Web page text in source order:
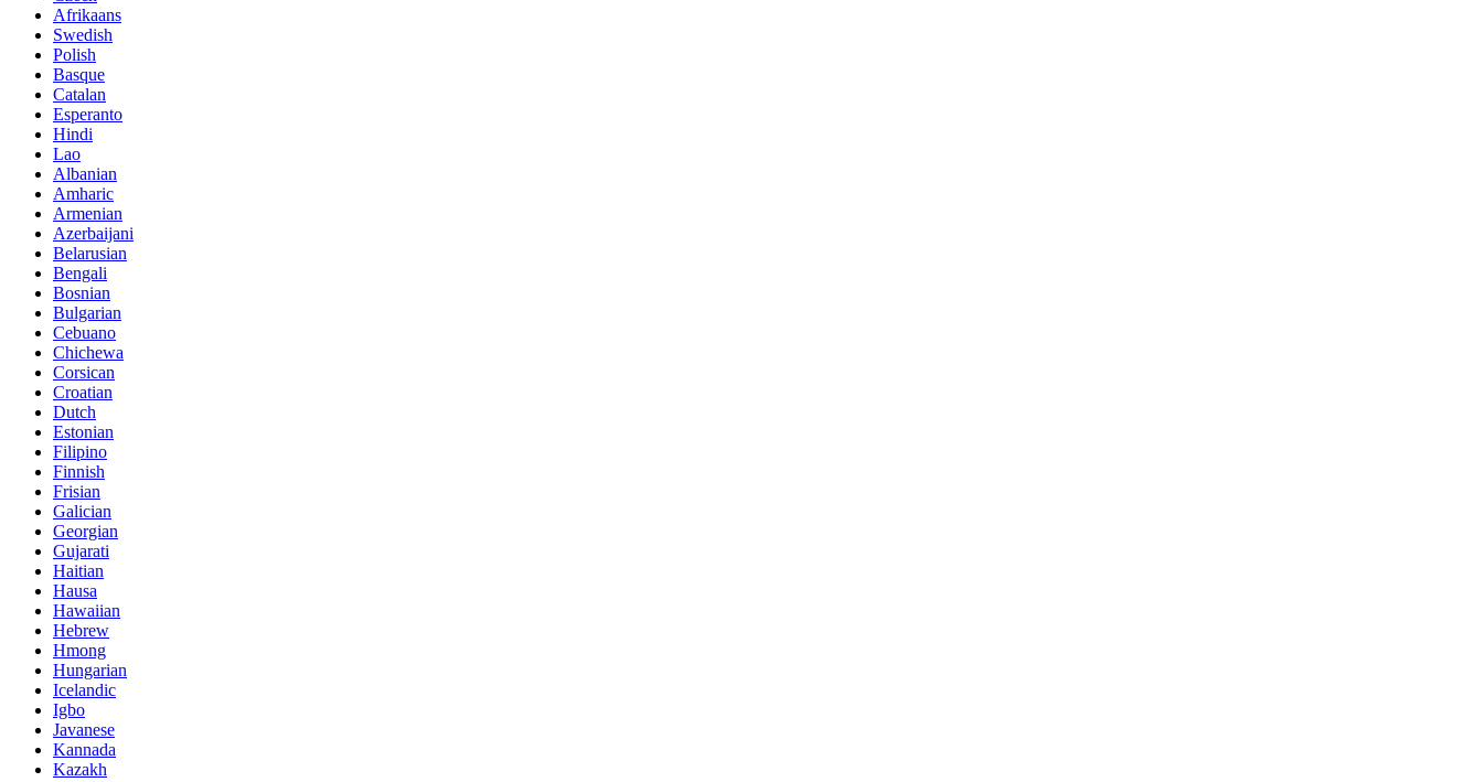
Afrikaans
Swedish
Polish
Basque
Catalan
Esperanto
Hindi
Lao
Albanian
Amharic
Armenian
Azerbaijani
Belarusian
Bengali
Bosnian
Bulgarian
Cebuano
Chichewa
Corsican
Croatian
Dutch
Estonian
Filipino
Finnish
Frisian
Galician
Georgian
Gujarati
Haitian
Hausa
Hawaiian
Hebrew
Hmong
Hungarian
Icelandic
Igbo
Javanese
Kannada
Kazakh